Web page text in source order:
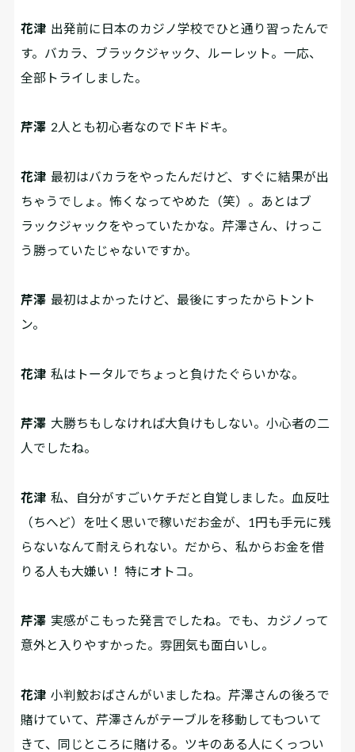
花津 出発前に日本のカジノ学校でひと通り習ったんで
す。バカラ、ブラックジャック、ルーレット。一応、
全部トライしました。
芹澤 2人とも初心者なのでドキドキ。
花津 最初はバカラをやったんだけど、すぐに結果が出
ちゃうでしょ。怖くなってやめた（笑）。あとはブ
ラックジャックをやっていたかな。芹澤さん、けっこ
う勝っていたじゃないですか。
芹澤 最初はよかったけど、最後にすったからトント
ン。
花津 私はトータルでちょっと負けたぐらいかな。
芹澤 大勝ちもしなければ大負けもしない。小心者の二
人でしたね。
花津 私、自分がすごいケチだと自覚しました。血反吐
（ちへど）を吐く思いで稼いだお金が、1円も手元に残
らないなんて耐えられない。だから、私からお金を借
りる人も大嫌い！ 特にオトコ。
芹澤 実感がこもった発言でしたね。でも、カジノって
意外と入りやすかった。雰囲気も面白いし。
花津 小判鮫おばさんがいましたね。芹澤さんの後ろで
賭けていて、芹澤さんがテーブルを移動してもついて
きて、同じところに賭ける。ツキのある人にくっつい